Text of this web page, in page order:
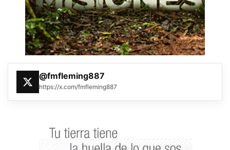
@fmfleming887
https://x.com/fmfleming887